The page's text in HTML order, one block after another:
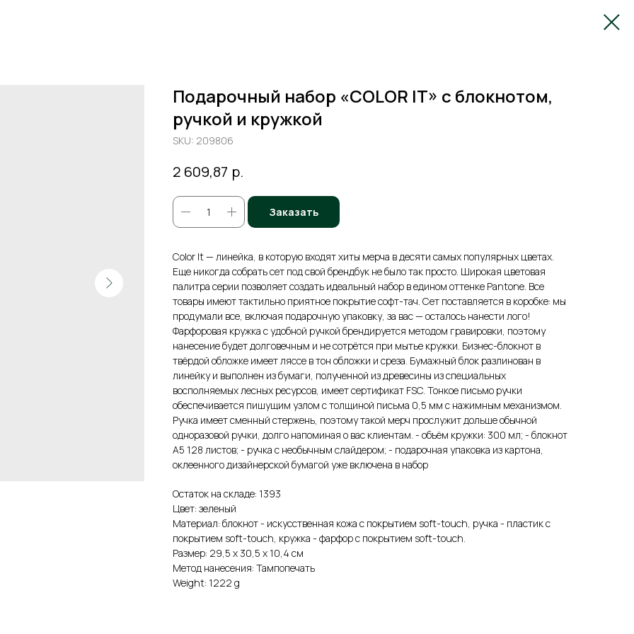
Подарочный набор «COLOR IT» c блокнотом,
ручкой и кружкой
SKU: 209806
2 609,87 р.
Заказать
Color It — линейка, в которую входят хиты мерча в десяти самых популярных цветах.
Еще никогда собрать сет под свой брендбук не было так просто. Широкая цветовая
палитра серии позволяет создать идеальный набор в едином оттенке Pantone. Все
товары имеют тактильно приятное покрытие софт-тач. Сет поставляется в коробке: мы
продумали все, включая подарочную упаковку, за вас — осталось нанести лого!
Фарфоровая кружка с удобной ручкой брендируется методом гравировки, поэтому
нанесение будет долговечным и не сотрётся при мытье кружки. Бизнес-блокнот в
твёрдой обложке имеет ляссе в тон обложки и среза. Бумажный блок разлинован в
линейку и выполнен из бумаги, полученной из древесины из специальных
восполняемых лесных ресурсов, имеет сертификат FSC. Тонкое письмо ручки
обеспечивается пишущим узлом с толщиной письма 0,5 мм с нажимным механизмом.
Ручка имеет сменный стержень, поэтому такой мерч прослужит дольше обычной
одноразовой ручки, долго напоминая о вас клиентам. - объём кружки: 300 мл; - блокнот
А5 128 листов; - ручка с необычным слайдером; - подарочная упаковка из картона,
оклеенного дизайнерской бумагой уже включена в набор
Остаток на складе: 1393
Цвет: зеленый
Материал: блокнот - искусственная кожа с покрытием soft-touch, ручка - пластик с
покрытием soft-touch, кружка - фарфор с покрытием soft-touch.
Размер: 29,5 х 30,5 х 10,4 см
Метод нанесения: Тампопечать
Weight: 1222 g